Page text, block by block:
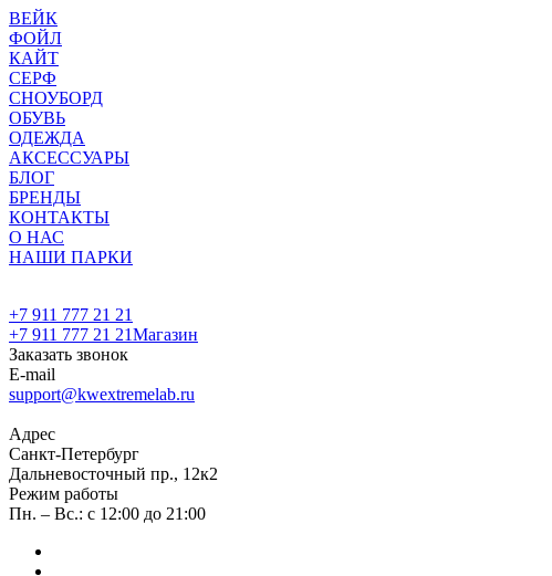
ВЕЙК
ФОЙЛ
КАЙТ
СЕРФ
СНОУБОРД
ОБУВЬ
ОДЕЖДА
АКСЕССУАРЫ
БЛОГ
БРЕНДЫ
КОНТАКТЫ
О НАС
НАШИ ПАРКИ
+7 911 777 21 21
+7 911 777 21 21Магазин
Заказать звонок
E-mail
support@kwextremelab.ru
Адрес
Санкт-Петербург
Дальневосточный пр., 12к2
Режим работы
Пн. – Вс.: с 12:00 до 21:00